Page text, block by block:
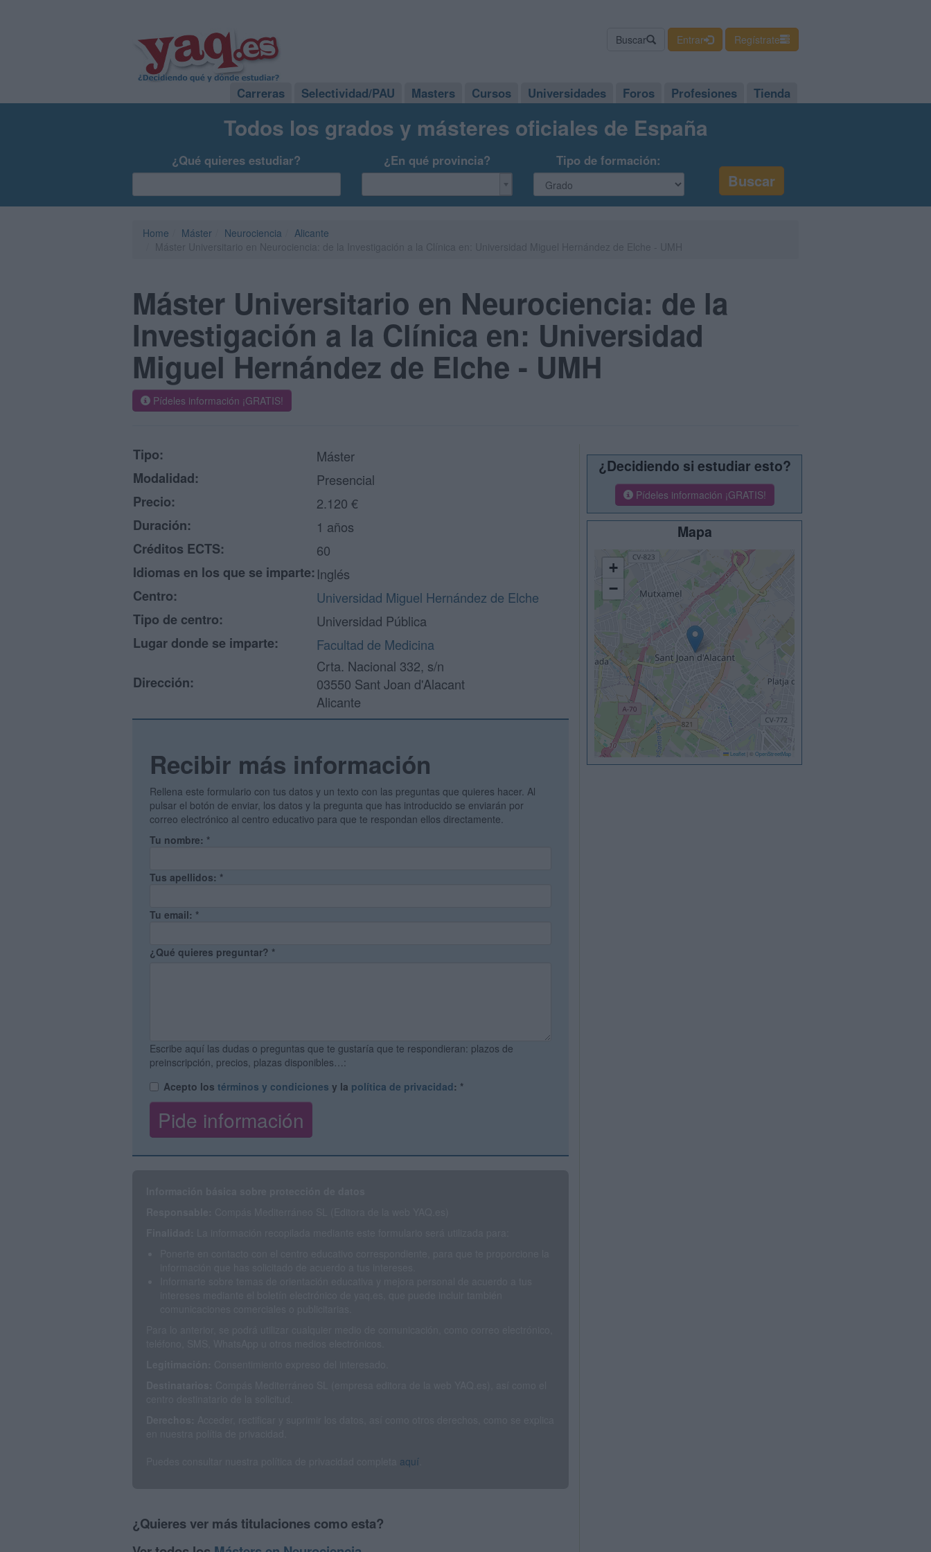
Buscar Entrar Regístrate
Carreras Selectividad/PAU Masters Cursos Universidades Foros Profesiones Tienda
Todos los grados y másteres oficiales de España
¿Qué quieres estudiar? ¿En qué provincia? Tipo de formación:
Home Máster Neurociencia
Alicante
Máster Universitario en Neurociencia: de la
Investigación a la Clínica en: Universidad
Miguel Hernández de Elche - UMH
Pídeles información ¡GRATIS!
Tipo:
Máster
Modalidad:
Presencial
Precio:
2.120 €
Duración:
1 años
Créditos ECTS:
60
Idiomas en los que se imparte: Inglés
Centro:
Universidad Miguel Hernández de Elche
Tipo de centro:
Universidad Pública
Lugar donde se imparte:
Facultad de Medicina
Dirección:
Crta. Nacional 332, s/n
03550 Sant Joan d'Alacant
Alicante
Recibir más información
Rellena este formulario con tus datos y un texto con las preguntas que quieres hacer. Al
pulsar el botón de enviar, los datos y la pregunta que has introducido se enviarán por
correo electrónico al centro educativo para que te respondan ellos directamente.
Tu nombre: *
Tus apellidos: *
Tu email: *
¿Qué quieres preguntar? *
Escribe aquí las dudas o preguntas que te gustaría que te respondieran: plazos de
preinscripción, precios, plazas disponibles…:
Acepto los términos y condiciones y la política de privacidad: *
aquí
¿Quieres ver más titulaciones como esta?
¿Decidiendo si estudiar esto?
Pídeles información ¡GRATIS!
Mapa
+
−
Leaflet © OpenStreetMap